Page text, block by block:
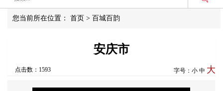
您当前所在位置： 首页 > 百城百韵
安庆市
点击数：1593 字号： 小 中 大